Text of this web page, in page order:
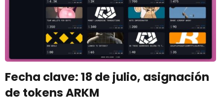
Fecha clave: 18 de julio, asignación
de tokens ARKM